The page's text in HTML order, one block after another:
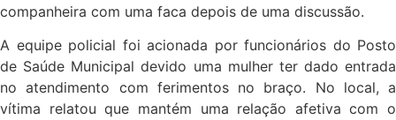
companheira com uma faca depois de uma discussão.
A equipe policial foi acionada por funcionários do Posto
de Saúde Municipal devido uma mulher ter dado entrada
no atendimento com ferimentos no braço. No local, a
vítima relatou que mantém uma relação afetiva com o